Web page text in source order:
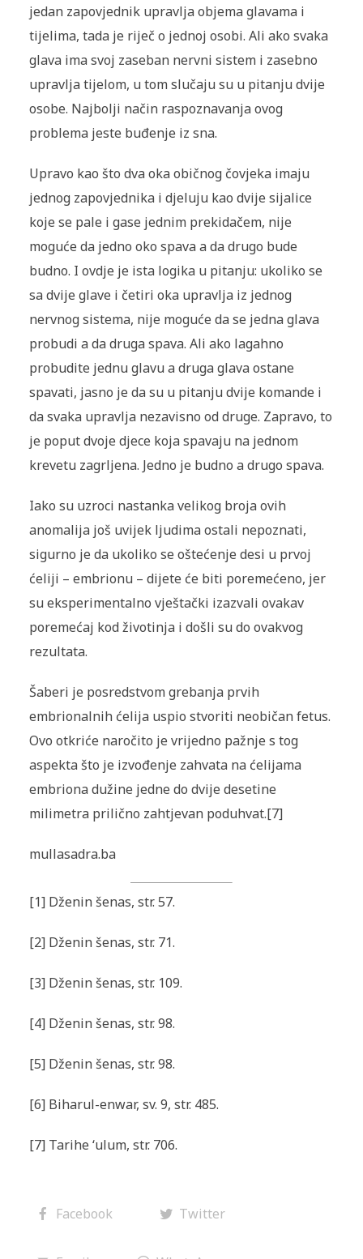
jedan zapovjednik upravlja objema glavama i
tijelima, tada je riječ o jednoj osobi. Ali ako svaka
glava ima svoj zaseban nervni sistem i zasebno
upravlja tijelom, u tom slučaju su u pitanju dvije
osobe. Najbolji način raspoznavanja ovog
problema jeste buđenje iz sna.
Upravo kao što dva oka običnog čovjeka imaju
jednog zapovjednika i djeluju kao dvije sijalice
koje se pale i gase jednim prekidačem, nije
moguće da jedno oko spava a da drugo bude
budno. I ovdje je ista logika u pitanju: ukoliko se
sa dvije glave i četiri oka upravlja iz jednog
nervnog sistema, nije moguće da se jedna glava
probudi a da druga spava. Ali ako lagahno
probudite jednu glavu a druga glava ostane
spavati, jasno je da su u pitanju dvije komande i
da svaka upravlja nezavisno od druge. Zapravo, to
je poput dvoje djece koja spavaju na jednom
krevetu zagrljena. Jedno je budno a drugo spava.
Iako su uzroci nastanka velikog broja ovih
anomalija još uvijek ljudima ostali nepoznati,
sigurno je da ukoliko se oštećenje desi u prvoj
ćeliji – embrionu – dijete će biti poremećeno, jer
su eksperimentalno vještački izazvali ovakav
poremećaj kod životinja i došli su do ovakvog
rezultata.
Šaberi je posredstvom grebanja prvih
embrionalnih ćelija uspio stvoriti neobičan fetus.
Ovo otkriće naročito je vrijedno pažnje s tog
aspekta što je izvođenje zahvata na ćelijama
embriona dužine jedne do dvije desetine
milimetra prilično zahtjevan poduhvat.[7]
mullasadra.ba
[1] Dženin šenas, str. 57.
[2] Dženin šenas, str. 71.
[3] Dženin šenas, str. 109.
[4] Dženin šenas, str. 98.
[5] Dženin šenas, str. 98.
[6] Biharul-enwar, sv. 9, str. 485.
[7] Tarihe ‘ulum, str. 706.
Facebook Twitter